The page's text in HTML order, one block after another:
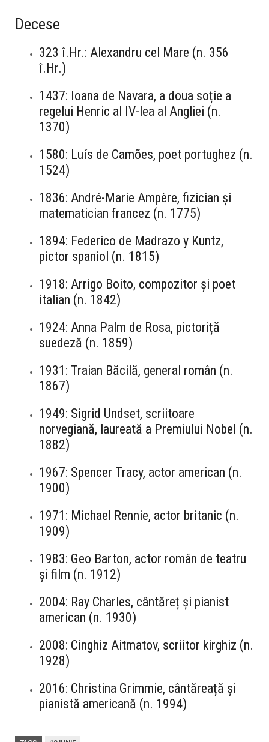
Decese
323 î.Hr.: Alexandru cel Mare (n. 356
î.Hr.)
1437: Ioana de Navara, a doua soție a
regelui Henric al IV-lea al Angliei (n.
1370)
1580: Luís de Camões, poet portughez (n.
1524)
1836: André-Marie Ampère, fizician și
matematician francez (n. 1775)
1894: Federico de Madrazo y Kuntz,
pictor spaniol (n. 1815)
1918: Arrigo Boito, compozitor și poet
italian (n. 1842)
1924: Anna Palm de Rosa, pictoriță
suedeză (n. 1859)
1931: Traian Băcilă, general român (n.
1867)
1949: Sigrid Undset, scriitoare
norvegiană, laureată a Premiului Nobel (n.
1882)
1967: Spencer Tracy, actor american (n.
1900)
1971: Michael Rennie, actor britanic (n.
1909)
1983: Geo Barton, actor român de teatru
și film (n. 1912)
2004: Ray Charles, cântăreț și pianist
american (n. 1930)
2008: Cinghiz Aitmatov, scriitor kirghiz (n.
1928)
2016: Christina Grimmie, cântăreață și
pianistă americană (n. 1994)